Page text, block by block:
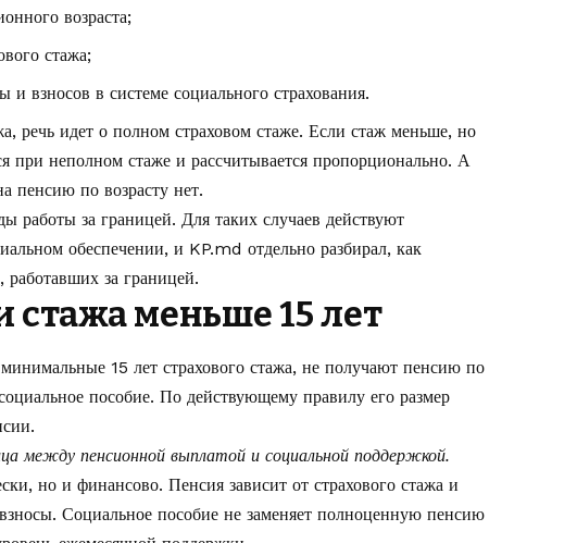
возраста;
стажа;
и взносов в системе социального страхования.
речь идет о полном страховом стаже. Если стаж меньше, но
при неполном стаже и рассчитывается пропорционально. А
пенсию по возрасту нет.
работы за границей. Для таких случаев действуют
обеспечении, и KP.md отдельно разбирал, как
за границей.
стажа меньше 15 лет
15 лет страхового стажа, не получают пенсию по
пособие. По действующему правилу его размер
пенсионной выплатой и социальной поддержкой.
но и финансово. Пенсия зависит от страхового стажа и
Социальное пособие не заменяет полноценную пенсию